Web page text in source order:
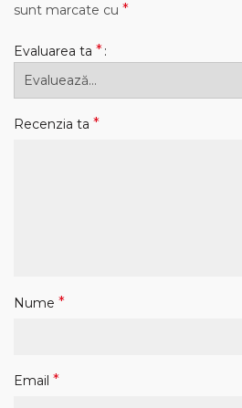
sunt marcate cu *
Evaluarea ta *
Recenzia ta *
Nume *
Email *